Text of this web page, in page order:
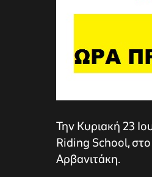
Την Κυριακή 23
Riding School,
Αρβανιτάκη.